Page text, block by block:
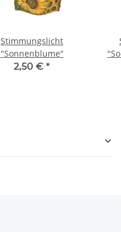
Stimmungslicht
"Sonnenblume"
2,50 € *